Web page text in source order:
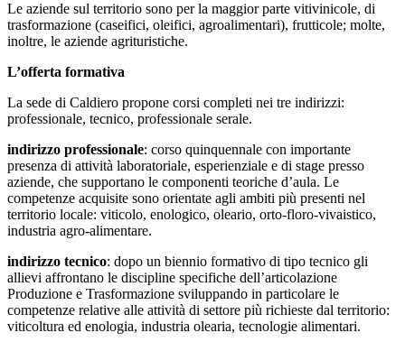
Le aziende sul territorio sono per la maggior parte vitivinicole, di
trasformazione (caseifici, oleifici, agroalimentari), frutticole; molte,
inoltre, le aziende agrituristiche.
L’offerta formativa
La sede di Caldiero propone corsi completi nei tre indirizzi:
professionale, tecnico, professionale serale.
indirizzo professionale: corso quinquennale con importante
presenza di attività laboratoriale, esperienziale e di stage presso
aziende, che supportano le componenti teoriche d’aula. Le
competenze acquisite sono orientate agli ambiti più presenti nel
territorio locale: viticolo, enologico, oleario, orto-floro-vivaistico,
industria agro-alimentare.
indirizzo tecnico: dopo un biennio formativo di tipo tecnico gli
allievi affrontano le discipline specifiche dell’articolazione
Produzione e Trasformazione sviluppando in particolare le
competenze relative alle attività di settore più richieste dal territorio:
viticoltura ed enologia, industria olearia, tecnologie alimentari.